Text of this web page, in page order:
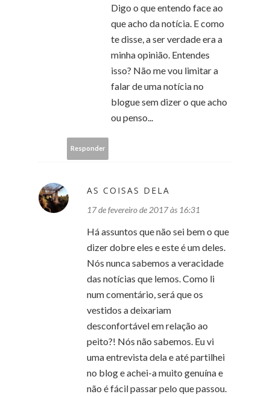
Digo o que entendo face ao
que acho da notícia. E como
te disse, a ser verdade era a
minha opinião. Entendes
isso? Não me vou limitar a
falar de uma notícia no
blogue sem dizer o que acho
ou penso...
Responder
AS COISAS DELA
17 de fevereiro de 2017 às 16:31
Há assuntos que não sei bem o que
dizer dobre eles e este é um deles.
Nós nunca sabemos a veracidade
das notícias que lemos. Como li
num comentário, será que os
vestidos a deixariam
desconfortável em relação ao
peito?! Nós não sabemos. Eu vi
uma entrevista dela e até partilhei
no blog e achei-a muito genuína e
não é fácil passar pelo que passou.